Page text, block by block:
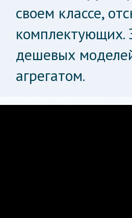
своем классе,
комплектующих.
дешевых
агрегатом.